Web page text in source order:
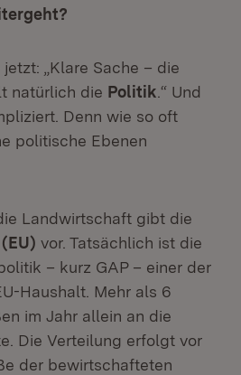
„Klare Sache – die
natürlich die Politik .“ Und
Denn wie so oft
politische Ebenen
Landwirtschaft gibt die
vor. Tatsächlich ist die
– kurz GAP – einer der
Haushalt. Mehr als 6
im Jahr allein an die
Die Verteilung erfolgt vor
der bewirtschafteten